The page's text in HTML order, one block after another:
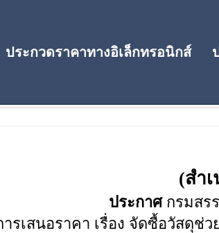
ประกวดราคาทางอิเล็กทรอนิกส์
ราคา
(สำ
ประกาศกรมสร
รเสนอราคา เรื่อง จัดซื้อวัสดุ